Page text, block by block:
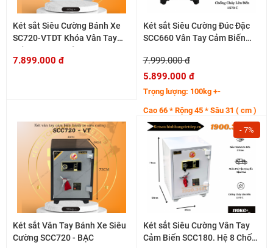
Két sắt Siêu Cường Bánh Xe
SC720-VTDT Khóa Vân Tay
7.899.000 đ
Két sắt Siêu Cường Đúc Đặc
SCC660 Vân Tay Cảm Biến
7.999.000 đ
5.899.000 đ
Trọng lượng: 100kg +-
Cao 66 * Rộng 45 * Sâu 31 ( cm )
Két sắt Vân Tay Bánh Xe Siêu
Cường SCC720 - BẠC
- 7%
Két sắt Siêu Cường Vân Tay
Cảm Biến SCC180. Hệ 8 Chốt